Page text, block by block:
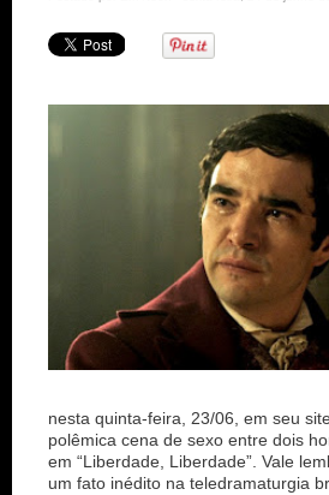
nesta quinta-feira, 23/06, em seu
polêmica cena de sexo entre dois
em “Liberdade, Liberdade”. Vale
um fato inédito na teledramaturgia